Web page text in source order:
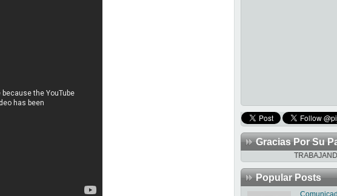
Gracias Por Su
TRABAJANDO
Popular Posts